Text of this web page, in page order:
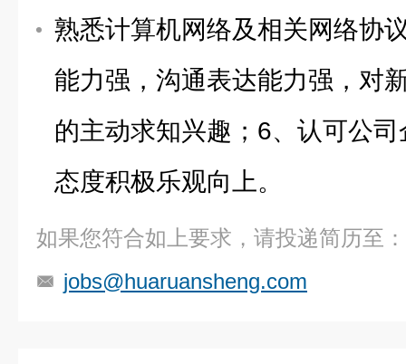
熟悉计算机网络及相关网络协
能力强，沟通表达能力强，对
的主动求知兴趣；6、认可公
态度积极乐观向上。
如果您符合如上要求，请投递简历至：
jobs@huaruansheng.com